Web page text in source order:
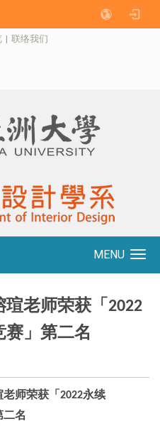
| 联络我们
MENU
老师荣获「 2022
赛」第二名
老师荣获「2022永续
二名